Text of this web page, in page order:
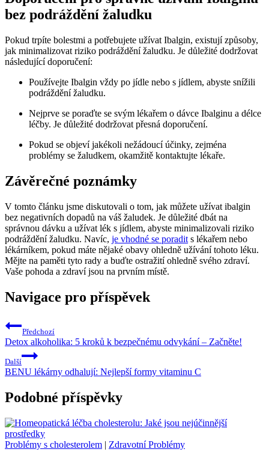
bez podráždění žaludku
Pokud trpíte bolestmi a potřebujete užívat Ibalgin, existují způsoby,
jak minimalizovat riziko podráždění žaludku. Je důležité dodržovat
následující doporučení:
Používejte Ibalgin vždy po jídle nebo s jídlem, abyste snížili
podráždění žaludku.
Nejprve se poraďte se svým lékařem o dávce Ibalginu a délce
léčby. Je důležité dodržovat přesná doporučení.
Pokud se objeví jakékoli nežádoucí účinky, zejména
problémy se žaludkem, okamžitě kontaktujte lékaře.
Závěrečné poznámky
V tomto článku jsme diskutovali o tom, jak můžete užívat ibalgin
bez negativních dopadů na váš žaludek. Je důležité dbát na
správnou dávku a užívat lék s jídlem, abyste minimalizovali riziko
podráždění žaludku. Navíc, je vhodné se poradit s lékařem nebo
lékárníkem, pokud máte nějaké obavy ohledně užívání tohoto léku.
Mějte na paměti tyto rady a buďte ostražití ohledně svého zdraví.
Vaše pohoda a zdraví jsou na prvním místě.
Navigace pro příspěvek
Předchozí
Detox alkoholika: 5 kroků k bezpečnému odvykání – Začněte!
Další
BENU lékárny odhalují: Nejlepší formy vitaminu C
Podobné příspěvky
Problémy s cholesterolem | Zdravotní Problémy